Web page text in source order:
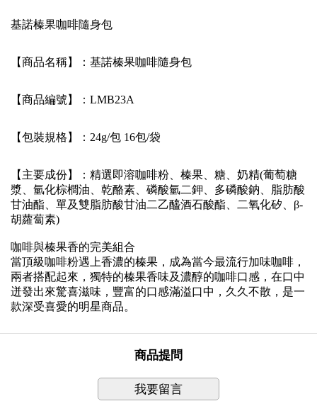
基諾榛果咖啡隨身包
【商品名稱】：基諾榛果咖啡隨身包
【商品編號】：LMB23A
【包裝規格】：24g/包 16包/袋
【主要成份】： 精選即溶咖啡粉、榛果、糖、奶精(葡萄糖
漿、氫化棕櫚油、乾酪素、磷酸氫二鉀、多磷酸鈉、脂肪酸
甘油酯、單及雙脂肪酸甘油二乙醯酒石酸酯、二氧化矽、β-
胡蘿蔔素)
咖啡與榛果香的完美組合
當頂級咖啡粉遇上香濃的榛果，成為當今最流行加味咖啡，
兩者搭配起來，獨特的榛果香味及濃醇的咖啡口感，在口中
迸發出來驚喜滋味，豐富的口感滿溢口中，久久不散，是一
款深受喜愛的明星商品。
商品提問
我要留言